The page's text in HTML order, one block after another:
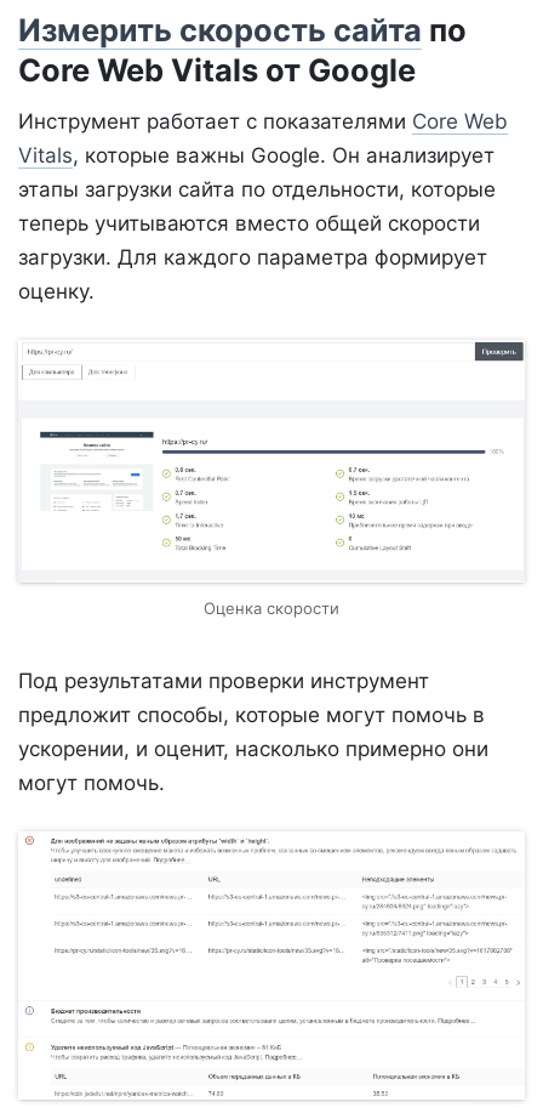
Измерить скорость сайта по
Core Web Vitals от Google
Инструмент работает с показателями Core Web
Vitals, которые важны Google. Он анализирует
этапы загрузки сайта по отдельности, которые
теперь учитываются вместо общей скорости
загрузки. Для каждого параметра формирует
оценку.
Оценка скорости
Под результатами проверки инструмент
предложит способы, которые могут помочь в
ускорении, и оценит, насколько примерно они
могут помочь.